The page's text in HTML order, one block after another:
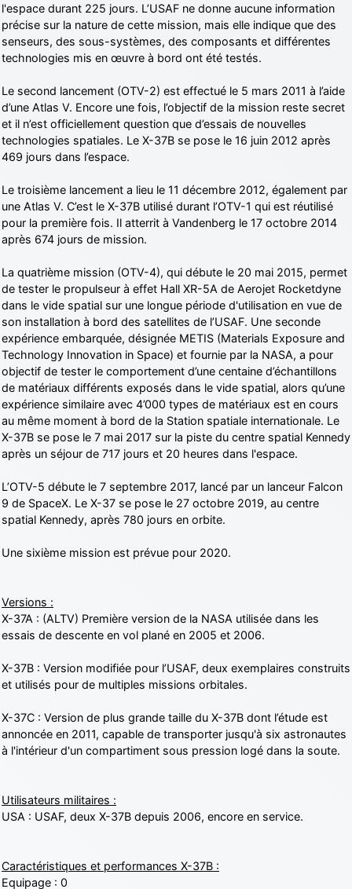
l'espace durant 225 jours. L’USAF ne donne aucune information
précise sur la nature de cette mission, mais elle indique que des
senseurs, des sous-systèmes, des composants et différentes
technologies mis en œuvre à bord ont été testés.
Le second lancement (OTV-2) est effectué le 5 mars 2011 à l’aide
d’une Atlas V. Encore une fois, l’objectif de la mission reste secret
et il n’est officiellement question que d’essais de nouvelles
technologies spatiales. Le X-37B se pose le 16 juin 2012 après
469 jours dans l’espace.
Le troisième lancement a lieu le 11 décembre 2012, également par
une Atlas V. C’est le X-37B utilisé durant l’OTV-1 qui est réutilisé
pour la première fois. Il atterrit à Vandenberg le 17 octobre 2014
après 674 jours de mission.
La quatrième mission (OTV-4), qui débute le 20 mai 2015, permet
de tester le propulseur à effet Hall XR-5A de Aerojet Rocketdyne
dans le vide spatial sur une longue période d'utilisation en vue de
son installation à bord des satellites de l’USAF. Une seconde
expérience embarquée, désignée METIS (Materials Exposure and
Technology Innovation in Space) et fournie par la NASA, a pour
objectif de tester le comportement d’une centaine d’échantillons
de matériaux différents exposés dans le vide spatial, alors qu’une
expérience similaire avec 4’000 types de matériaux est en cours
au même moment à bord de la Station spatiale internationale. Le
X-37B se pose le 7 mai 2017 sur la piste du centre spatial Kennedy
après un séjour de 717 jours et 20 heures dans l'espace.
L’OTV-5 débute le 7 septembre 2017, lancé par un lanceur Falcon
9 de SpaceX. Le X-37 se pose le 27 octobre 2019, au centre
spatial Kennedy, après 780 jours en orbite.
Une sixième mission est prévue pour 2020.
Versions :
X-37A : (ALTV) Première version de la NASA utilisée dans les
essais de descente en vol plané en 2005 et 2006.
X-37B : Version modifiée pour l’USAF, deux exemplaires construits
et utilisés pour de multiples missions orbitales.
X-37C : Version de plus grande taille du X-37B dont l’étude est
annoncée en 2011, capable de transporter jusqu'à six astronautes
à l'intérieur d'un compartiment sous pression logé dans la soute.
Utilisateurs militaires :
USA : USAF, deux X-37B depuis 2006, encore en service.
Caractéristiques et performances X-37B :
Equipage : 0